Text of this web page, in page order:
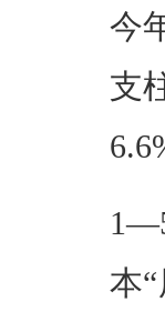
今
支
本